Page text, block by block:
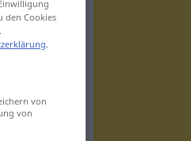
den Cookies
.
von
von